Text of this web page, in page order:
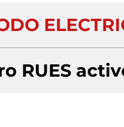
RUES